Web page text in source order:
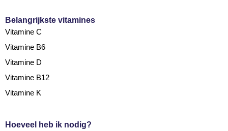
Belangrijkste vitamines
Vitamine C
Vitamine B6
Vitamine D
Vitamine B12
Vitamine K
Hoeveel heb ik nodig?